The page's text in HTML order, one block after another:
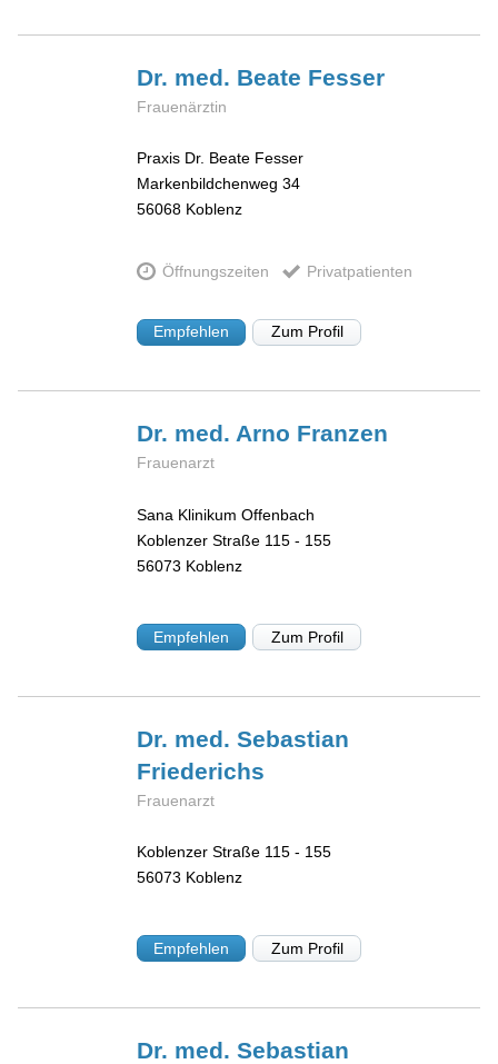
Dr. med. Beate Fesser
Frauenärztin
Praxis Dr. Beate Fesser
Markenbildchenweg 34
56068 Koblenz
Öffnungszeiten Privatpatienten
Empfehlen Zum Profil
Dr. med. Arno Franzen
Frauenarzt
Sana Klinikum Offenbach
Koblenzer Straße 115 - 155
56073 Koblenz
Empfehlen Zum Profil
Dr. med. Sebastian
Friederichs
Frauenarzt
Koblenzer Straße 115 - 155
56073 Koblenz
Empfehlen Zum Profil
Dr. med. Sebastian